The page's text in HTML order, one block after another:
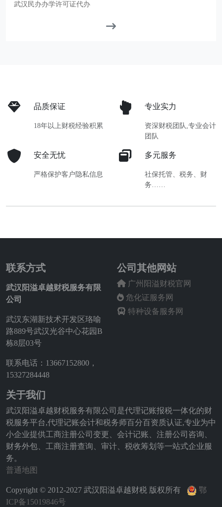
武汉民办办学许可证代办
品质保证
18年以上财税经验积累
专业实力
资深财税团队,专业会计
团队
安全无忧
严格保护客户隐私信息
多元服务
社保托管、税务、财
务……
联系方式
武汉阳溢卓越财税服务有限
公司
武汉东湖新技术开发区珞喻
路889号武汉光谷中心花园B
栋8层03号
联系电话：13667152800，
15327284448
公司其他网站
广州阳溢财税官网
危化证服务网
特种设备服务网
关于我们
武汉阳溢卓越财税服务有限公司是代理记账报税一体化的财
税服务平台,代理记账会计和税务师百分百资质认证,专业为中
小企业提供工商注册公司变更、会计记账、注册公司咨询、
财务外包、工商注册查询、审计、税收筹划等一站式企业服
务。
普通地图
Copyright © 2012-2027 武汉阳溢卓越财税 版权所有
鄂
ICP备15019846号